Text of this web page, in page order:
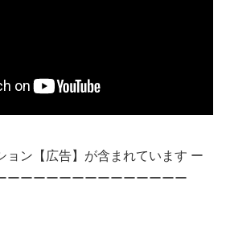
ョン【広告】が含まれています ー
ーーーーーーーーーーーーーー